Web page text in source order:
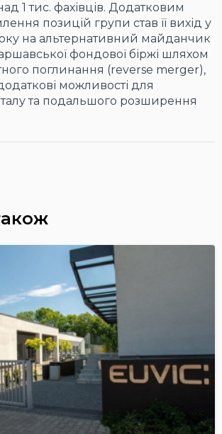
1 тис. фахівців. Додатковим
позицій групи став її вихід у
на альтернативний майданчик
фондової біржі шляхом
поглинання (reverse merger),
можливості для
та подальшого розширення